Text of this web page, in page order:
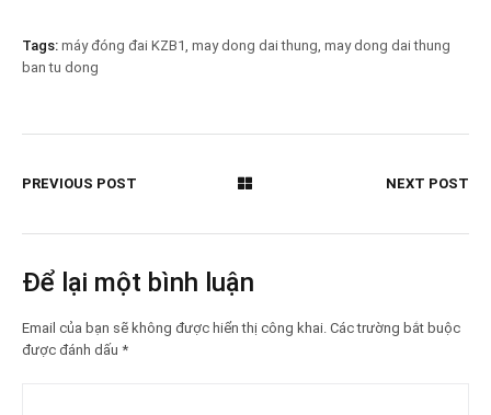
Tags: máy đóng đai KZB1, may dong dai thung, may dong dai thung
ban tu dong
PREVIOUS POST NEXT POST
Để lại một bình luận
Email của bạn sẽ không được hiển thị công khai. Các trường bắt buộc
được đánh dấu *